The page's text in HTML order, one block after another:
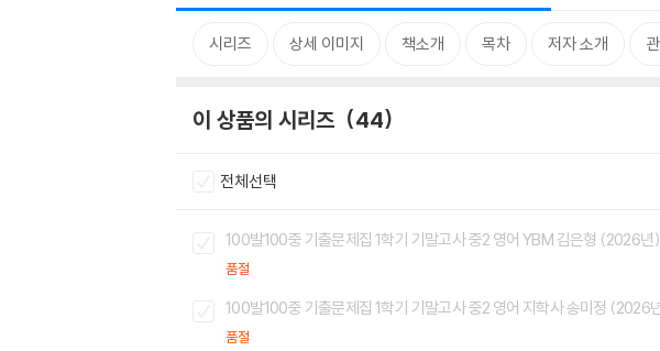
시리즈 상세 이미지 책소개 목차 저자 소개
이 상품의 시리즈 44
전체선택
100발100중 기출문제집 1학기 기말고사 중2 영어 YBM 김은형 (2026년)
품절
100발100중 기출문제집 1학기 기말고사 중2 영어 지학사 송미정 (2026
품절